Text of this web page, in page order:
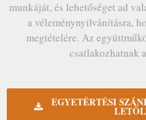
munkáját, és lehetőséget ad
a véleménynyilvánításra,
megtételére. Az
csatlakozhatnak
EGYETÉRTÉSI